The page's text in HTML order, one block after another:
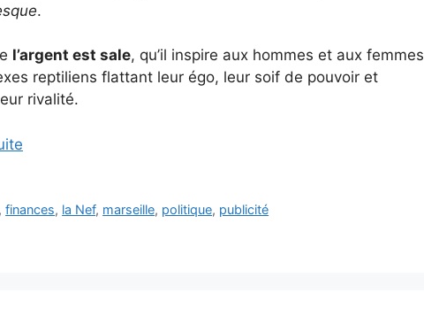
.
l’argent est sale, qu’il inspire aux hommes et aux femmes
reptiliens flattant leur égo, leur soif de pouvoir et
rivalité.
,finances, la Nef, marseille, politique, publicité